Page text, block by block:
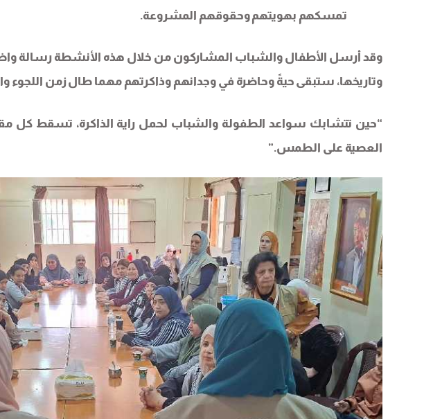
تمسكهم بهويتهم وحقوقهم المشروعة.
وقد أرسل الأطفال والشباب المشاركون من خلال هذه الأنشطة رسالة
وتاريخها، ستبقى حيةً وحاضرة في وجدانهم وذاكرتهم مهما طال زمن اللجوء
“حين تتشابك سواعد الطفولة والشباب لحمل راية الذاكرة، تسقط كل
العصية على الطمس.”